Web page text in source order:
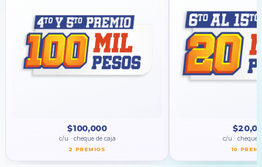
$100,000
c/u · cheque de caja
2 PREMIOS
c/u · cheque
10